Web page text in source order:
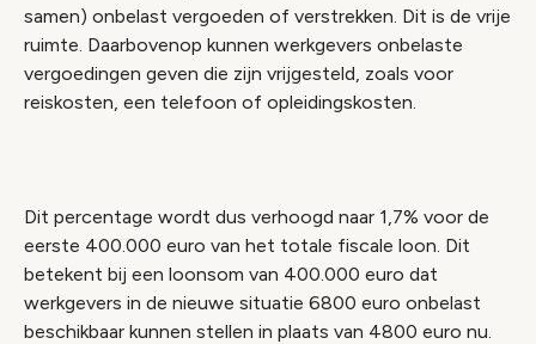
samen) onbelast vergoeden of verstrekken. Dit is de vrije
ruimte. Daarbovenop kunnen werkgevers onbelaste
vergoedingen geven die zijn vrijgesteld, zoals voor
reiskosten, een telefoon of opleidingskosten.
Dit percentage wordt dus verhoogd naar 1,7% voor de
eerste 400.000 euro van het totale fiscale loon. Dit
betekent bij een loonsom van 400.000 euro dat
werkgevers in de nieuwe situatie 6800 euro onbelast
beschikbaar kunnen stellen in plaats van 4800 euro nu.